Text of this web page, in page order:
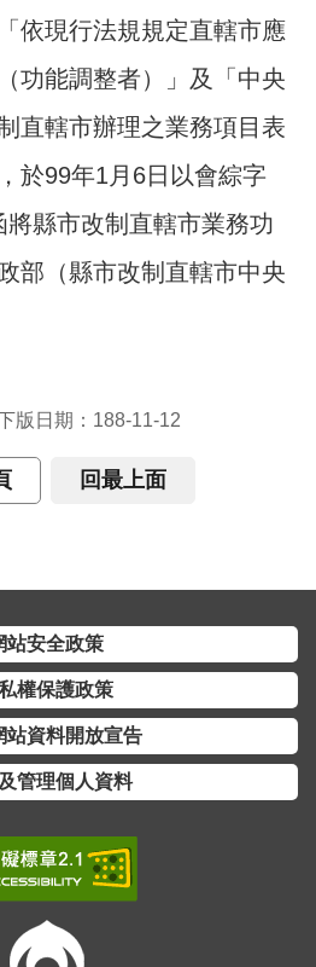
依現行法規規定直轄市應
功能調整者）」及「中央
直轄市辦理之業務項目表
於99年1月6日以會綜字
縣市改制直轄市業務功
部（縣市改制直轄市中央
版日期：188-11-12
回最上面
站安全政策
權保護政策
站資料開放宣告
管理個人資料